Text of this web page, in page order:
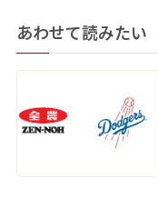
あわせて読みたい